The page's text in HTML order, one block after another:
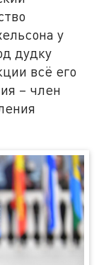
у
дудку
всё его
– член